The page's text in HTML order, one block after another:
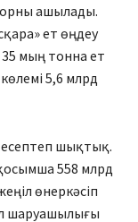
ашылады.
ет өңдеу
мың тонна ет
5,6 млрд
есептеп шықтық.
558 млрд
өнеркәсіп
шаруашылығы